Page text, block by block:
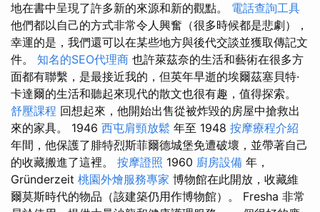
地在書中呈現了許多新的來源和新的觀點。 電話查詢工具
他們都以自己的方式非常令人興奮（很多時候都是悲劇），
幸運的是，我們還可以在某些地方與後代交談並獲取傳記文
件。 知名的SEO代理商 也許萊茲奈的生活和藝術在很多方
面都有聯繫，是最接近我的，但英年早逝的埃爾茲塞貝特·
卡達爾的生活和聽起來現代的散文也很有趣，值得探索。
舒壓課程 回想起來，他開始出售從被炸毀的房屋中搶救出
來的家具。 1946 西屯肩頸放鬆 年至 1948 按摩療程介紹
年間，他保護了腓特烈斯菲爾德城堡免遭破壞，並帶著自己
的收藏搬進了這裡。 按摩證照 1960 廚房設備 年，
Gründerzeit 桃園外燴服務專家 博物館在此開放，收藏維
爾莫斯時代的物品（該建築仍用作博物館）。 Fresha 非常